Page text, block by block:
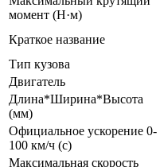
момент (Н·м)
Краткое название
Тип кузова
Двигатель
Длина*Ширина*Высота
(мм)
Официальное ускорение 0-
100 км/ч (с)
Максимальная скорость